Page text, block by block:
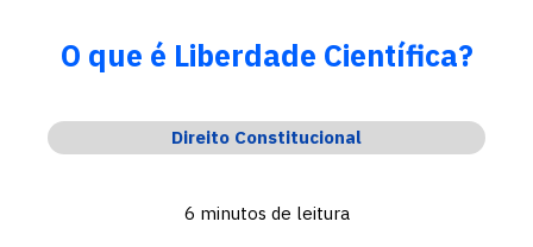
O que é Liberdade Científica?
Direito Constitucional
6 minutos de leitura